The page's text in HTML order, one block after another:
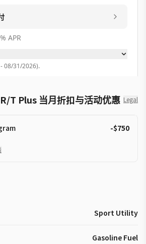
APR
08/31/2026).
T Plus 当月折扣与活动优惠 Legal
-$750
Sport Utility
Gasoline Fuel